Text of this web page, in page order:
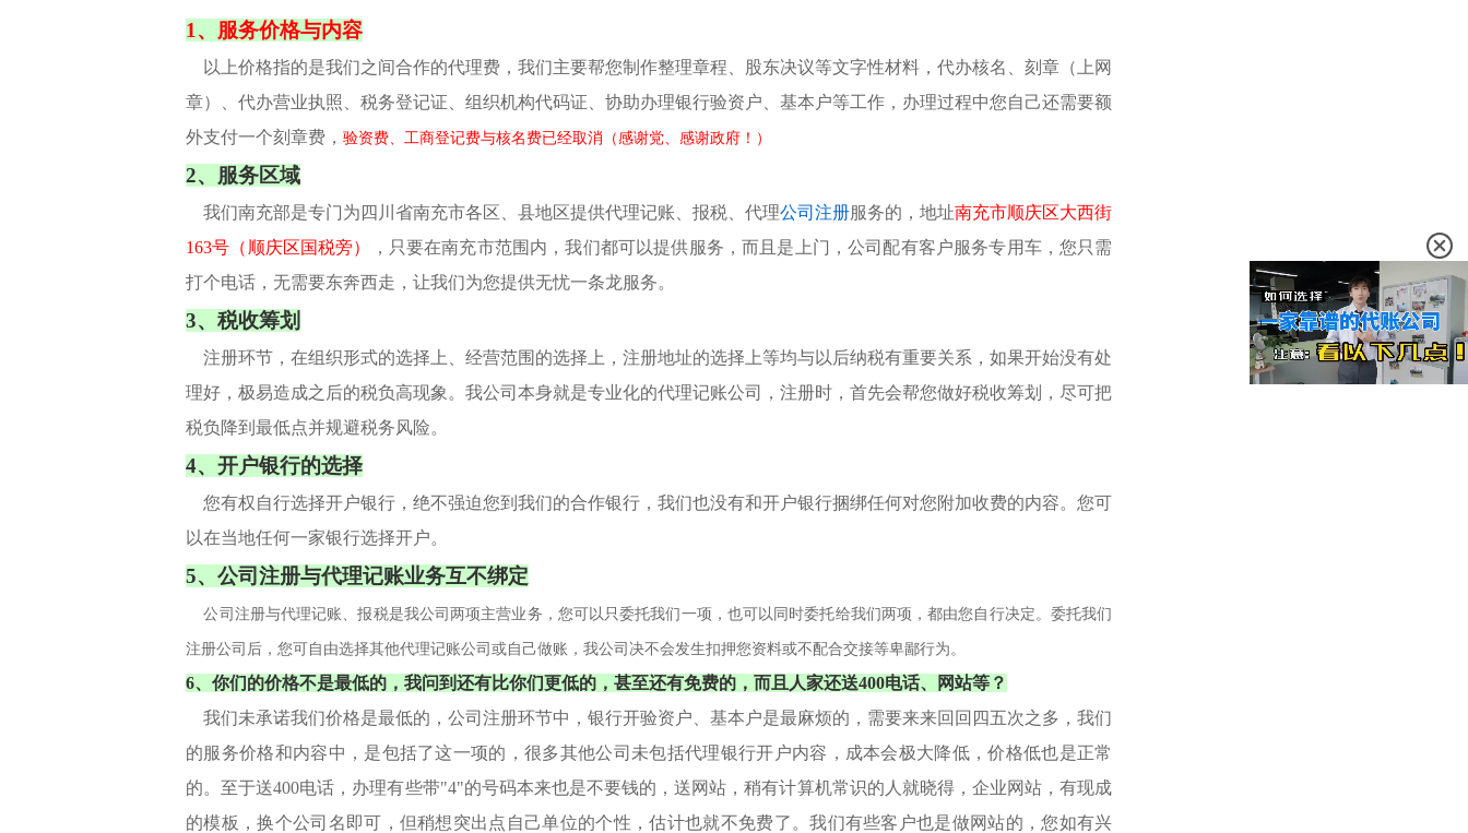
1、服务价格与内容
以上价格指的是我们之间合作的代理费，我们主要帮您制作整理章程、股东决议等文字性材料，代办核名、刻章（上网
章）、代办营业执照、税务登记证、组织机构代码证、协助办理银行验资户、基本户等工作，办理过程中您自己还需要额
外支付一个刻章费， 验资费、工商登记费与核名费已经取消（感谢党、感谢政府！）
2、服务区域
我们南充部是专门为四川省南充市各区、县地区提供代理记账、报税、代理公司注册服务的，地址南充市顺庆区大西街
163号（ 顺庆区国税旁）
，只要在南充市范围内，我们都可以提供服务，而且是上门，公司配有客户服务专用车，您只需
打个电话，无需要东奔西走，让我们为您提供无忧一条龙服务。
3、税收筹划
注册环节，在组织形式的选择上、经营范围的选择上，注册地址的选择上等均与以后纳税有重要关系，如果开始没有处
理好，极易造成之后的税负高现象。我公司本身就是专业化的代理记账公司，注册时，首先会帮您做好税收筹划，尽可把
税负降到最低点并规避税务风险。
4、开户银行的选择
您有权自行选择开户银行，绝不强迫您到我们的合作银行，我们也没有和开户银行捆绑任何对您附加收费的内容。您可
以在当地任何一家银行选择开户。
5、公司注册与代理记账业务互不绑定
公司注册与代理记账、报税是我公司两项主营业务，您可以只委托我们一项，也可以同时委托给我们两项，都由您自行决定。委托我们
注册公司后，您可自由选择其他代理记账公司或自己做账，我公司决不会发生扣押您资料或不配合交接等卑鄙行为。
6、你们的价格不是最低的，我问到还有比你们更低的，甚至还有免费的，而且人家还送400电话、网站等？
我们未承诺我们价格是最低的，公司注册环节中，银行开验资户、基本户是最麻烦的，需要来来回回四五次之多，我们
的服务价格和内容中，是包括了这一项的，很多其他公司未包括代理银行开户内容，成本会极大降低，价格低也是正常
的。至于送400电话，办理有些带"4"的号码本来也是不要钱的，送网站，稍有计算机常识的人就晓得，企业网站，有现成
的模板，换个公司名即可，但稍想突出点自己单位的个性，估计也就不免费了。我们有些客户也是做网站的，您如有兴